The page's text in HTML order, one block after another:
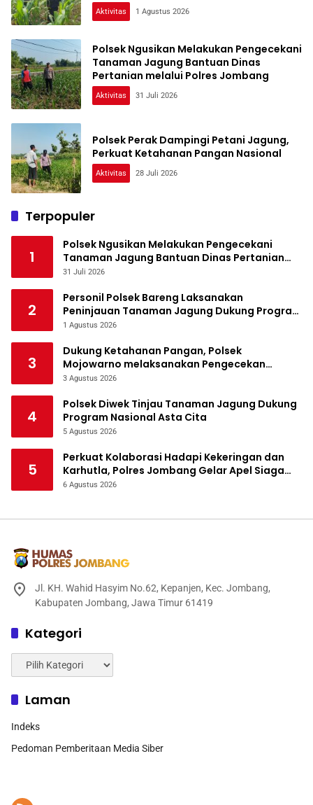
Aktivitas 1 Agustus 2026
Polsek Ngusikan Melakukan Pengecekani
Tanaman Jagung Bantuan Dinas
Pertanian melalui Polres Jombang
Aktivitas 31 Juli 2026
Polsek Perak Dampingi Petani Jagung,
Perkuat Ketahanan Pangan Nasional
Aktivitas 28 Juli 2026
Terpopuler
1
Polsek Ngusikan Melakukan Pengecekani
Tanaman Jagung Bantuan Dinas Pertanian
melalui Polres Jombang
31 Juli 2026
2
Personil Polsek Bareng Laksanakan
Peninjauan Tanaman Jagung Dukung Program
Ketahanan Pangan
1 Agustus 2026
3
Dukung Ketahanan Pangan, Polsek
Mojowarno melaksanakan Pengecekan
Tanaman Jagung
3 Agustus 2026
4
Polsek Diwek Tinjau Tanaman Jagung Dukung
Program Nasional Asta Cita
5 Agustus 2026
5
Perkuat Kolaborasi Hadapi Kekeringan dan
Karhutla, Polres Jombang Gelar Apel Siaga
Bencana
6 Agustus 2026
Jl. KH. Wahid Hasyim No.62, Kepanjen, Kec. Jombang,
Kabupaten Jombang, Jawa Timur 61419
Kategori
Kategori
Laman
Indeks
Pedoman Pemberitaan Media Siber